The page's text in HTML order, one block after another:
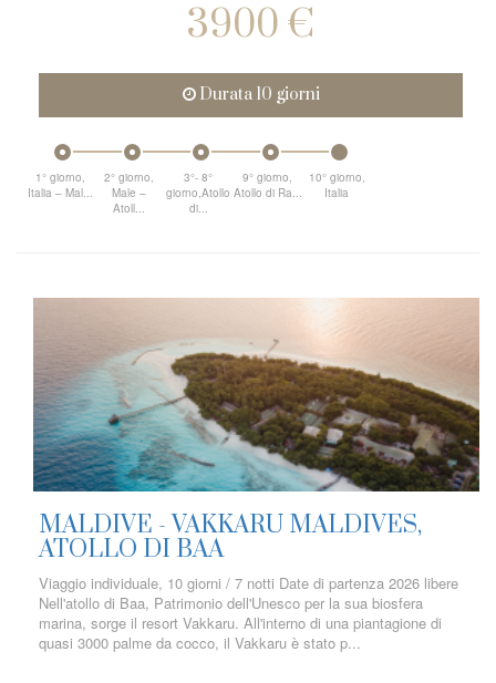
3900 €
Durata 10 giorni
1° giorno,
Italia – Mal...
2° giorno,
Male –
Atoll...
3°- 8°
giorno,Atollo
di...
9° giorno,
Atollo di Ra...
10° giorno,
Italia
MALDIVE - VAKKARU MALDIVES,
ATOLLO DI BAA
Viaggio individuale, 10 giorni / 7 notti Date di partenza 2026 libere
Nell'atollo di Baa, Patrimonio dell'Unesco per la sua biosfera
marina, sorge il resort Vakkaru. All'interno di una piantagione di
quasi 3000 palme da cocco, il Vakkaru è stato p...